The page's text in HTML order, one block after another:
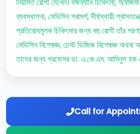
ব্যবস্থাপনা, মেডিসিন পরামর্শ, দীর্ঘস্থায়ী
প্রতিরোধমূলক চিকিৎসার জন্য বহু রোগী তাঁর
মেডিসিন বিশেষজ্ঞ, চেস্ট ডিজিজ বিশেষজ্ঞ
তাদের জন্য প্রফেসর ডা. এ.কে.এম. আমিনুল হক
Call for